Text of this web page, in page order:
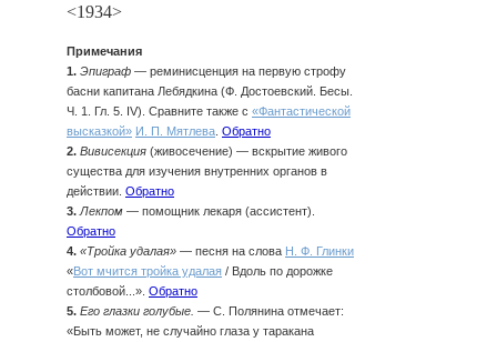
<1934>
Примечания
1. Эпиграф — реминисценция на первую строфу
басни капитана Лебядкина (Ф. Достоевский. Бесы.
Ч. 1. Гл. 5. IV). Сравните также с «Фантастической
высказкой» И. П. Мятлева Обратно
2. Вивисекция (живосечение) — вскрытие живого
существа для изучения внутренних органов в
действии. Обратно
3. Лекпом — помощник лекаря (ассистент).
Обратно
4. «Тройка удалая» — песня на слова Н. Ф. Глинки
«Вот мчится тройка удалая / Вдоль по дорожке
столбовой...». Обратно
5. Его глазки голубые. — С. Полянина отмечает:
«Быть может, не случайно глаза у таракана